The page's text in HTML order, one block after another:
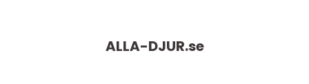
ALLA-DJUR.se